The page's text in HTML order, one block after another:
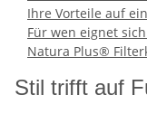
Ihre Vorteile auf
Für wen eignet
Natura Plus®
Stil trifft auf